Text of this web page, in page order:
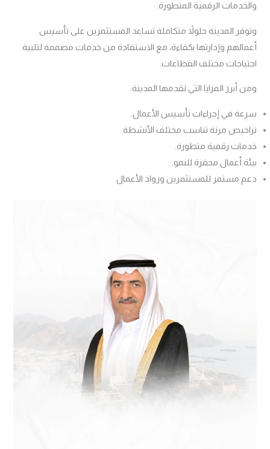
والخدمات الرقمية المتطورة.
وتوفر المدينة حلولاً متكاملة تساعد المستثمرين على تأسيس
أعمالهم وإدارتها بكفاءة، مع الاستفادة من خدمات مصممة لتلبية
احتياجات مختلف القطاعات.
ومن أبرز المزايا التي تقدمها المدينة:
سرعة في إجراءات تأسيس الأعمال.
تراخيص مرنة تناسب مختلف الأنشطة.
خدمات رقمية متطورة.
بيئة أعمال محفزة للنمو.
دعم مستمر للمستثمرين ورواد الأعمال